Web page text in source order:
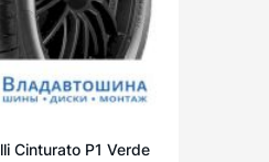
Cinturato P1 Verde